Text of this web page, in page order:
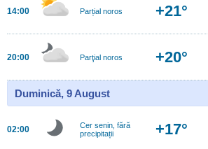
14:00 Parțial noros +21°
20:00 Parţial noros +20°
Duminică, 9 August
02:00
Cer senin, fără
precipitații
+17°